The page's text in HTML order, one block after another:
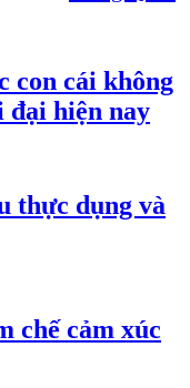
con cái không
đại hiện nay
thực dụng và
chế cảm xúc